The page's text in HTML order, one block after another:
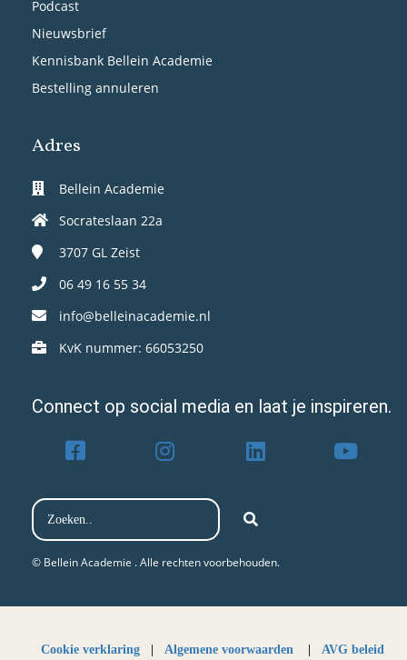
Podcast
Nieuwsbrief
Kennisbank Bellein Academie
Bestelling annuleren
Adres
Bellein Academie
Socrateslaan 22a
3707 GL Zeist
06 49 16 55 34
info@belleinacademie.nl
KvK nummer: 66053250
Connect op social media en laat je inspireren.
© Bellein Academie . Alle rechten voorbehouden.​
Cookie verklaring Algemene voorwaarden AVG beleid